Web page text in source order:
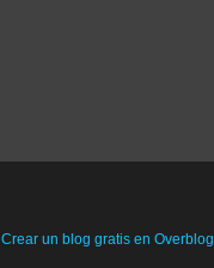
Crear un blog gratis en Overblog